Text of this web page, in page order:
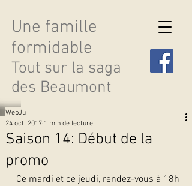
Une famille
formidable
Tout sur la saga
des Beaumont
Saison 14: Début de la
promo
WebJu
24 oct. 2017 1 min de lecture
Ce mardi et ce jeudi, rendez-vous à 18h